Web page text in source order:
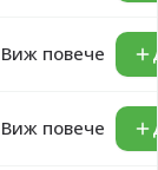
Виж повече
Виж повече